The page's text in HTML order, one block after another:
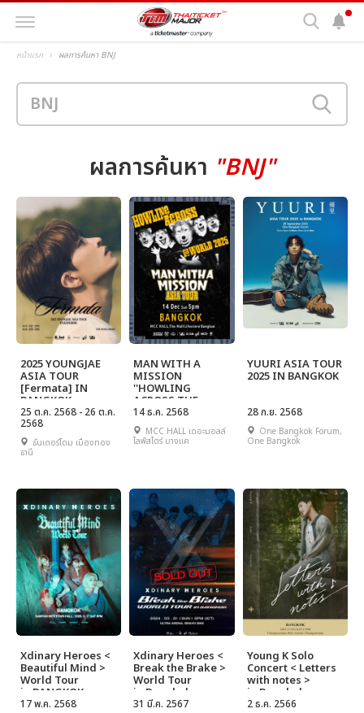
หน้าแรก ผลการค้นหา BNJ
ผลการค้นหา "BNJ"
2025 YOUNGJAE
ASIA TOUR
[Fermata] IN
BANGKOK
25 ต.ค. 2568 - 26 ต.ค.
2568
ธันเดอร์โดม เมืองทอง
ธานี
MAN WITH A
MISSION
''HOWLING
ACROSS THE
WORLD 2025 -
ASIA TOUR'' in
BANGKOK
14 ธ.ค. 2568
MCC HALL เดอะมอลล์
ไลฟ์สโตร์ บางแค
YUURI ASIA TOUR
2025 IN BANGKOK
28 ก.ย. 2568
One Bangkok Forum,
One Bangkok
Xdinary Heroes <
Beautiful Mind >
World Tour
in BANGKOK
17 พ.ค. 2568
Xdinary Heroes <
Break the Brake >
World Tour
in Bangkok
31 มี.ค. 2567
Young K Solo
Concert < Letters
with notes >
in Bangkok
2 ธ.ค. 2566